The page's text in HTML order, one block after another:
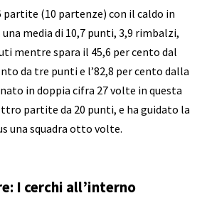
partite (10 partenze) con il caldo in
media di 10,7 punti, 3,9 rimbalzi,
mentre spara il 45,6 per cento dal
da tre punti e l’82,8 per cento dalla
in doppia cifra 27 volte in questa
partite da 20 punti, e ha guidato la
una squadra otto volte.
I cerchi all’interno